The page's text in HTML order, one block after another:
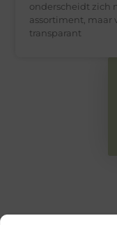
onderscheidt zich
assortiment, maar
transparant